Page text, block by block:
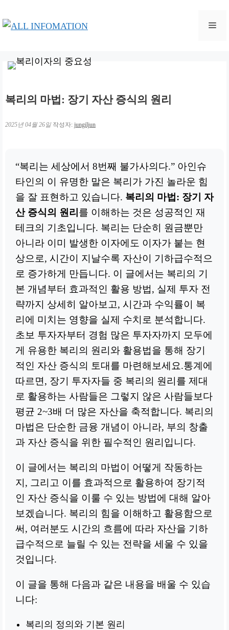
텐
건
뛰
메
복리의 마법: 장기 자산 증식의 원리
2025년 04월 26일 작성자: jungiljun
“복리는 세상에서 8번째 불가사의다.” 아인슈
타인의 이 유명한 말은 복리가 가진 놀라운 힘
을 잘 표현하고 있습니다. 복리의 마법: 장기 자
산 증식의 원리 를 이해하는 것은 성공적인 재
테크의 기초입니다. 복리는 단순히 원금뿐만
아니라 이미 발생한 이자에도 이자가 붙는 현
상으로, 시간이 지날수록 자산이 기하급수적으
로 증가하게 만듭니다. 이 글에서는 복리의 기
본 개념부터 효과적인 활용 방법, 실제 투자 전
략까지 상세히 알아보고, 시간과 수익률이 복
리에 미치는 영향을 실제 수치로 분석합니다.
초보 투자자부터 경험 많은 투자자까지 모두에
게 유용한 복리의 원리와 활용법을 통해 장기
적인 자산 증식의 토대를 마련해보세요.통계에
따르면, 장기 투자자들 중 복리의 원리를 제대
로 활용하는 사람들은 그렇지 않은 사람들보다
평균 2~3배 더 많은 자산을 축적합니다. 복리의
마법은 단순한 금융 개념이 아니라, 부의 창출
과 자산 증식을 위한 필수적인 원리입니다.
이 글에서는 복리의 마법이 어떻게 작동하는
지, 그리고 이를 효과적으로 활용하여 장기적
인 자산 증식을 이룰 수 있는 방법에 대해 알아
보겠습니다. 복리의 힘을 이해하고 활용함으로
써, 여러분도 시간의 흐름에 따라 자산을 기하
급수적으로 늘릴 수 있는 전략을 세울 수 있을
것입니다.
이 글을 통해 다음과 같은 내용을 배울 수 있습
니다:
복리의 정의와 기본 원리